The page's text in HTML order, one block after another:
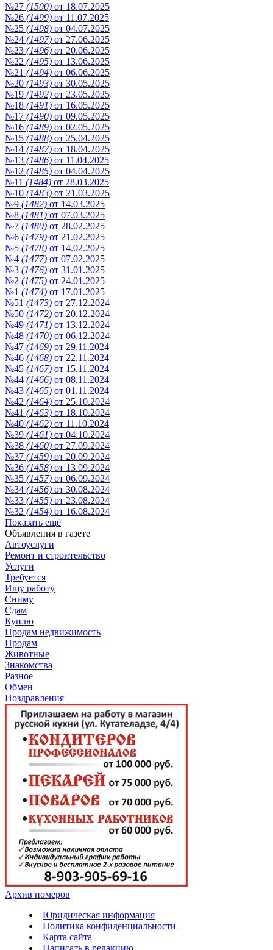
№27 (1500) от 18.07.2025
№26 (1499) от 11.07.2025
№25 (1498) от 04.07.2025
№24 (1497) от 27.06.2025
№23 (1496) от 20.06.2025
№22 (1495) от 13.06.2025
№21 (1494) от 06.06.2025
№20 (1493) от 30.05.2025
№19 (1492) от 23.05.2025
№18 (1491) от 16.05.2025
№17 (1490) от 09.05.2025
№16 (1489) от 02.05.2025
№15 (1488) от 25.04.2025
№14 (1487) от 18.04.2025
№13 (1486) от 11.04.2025
№12 (1485) от 04.04.2025
№11 (1484) от 28.03.2025
№10 (1483) от 21.03.2025
№9 (1482) от 14.03.2025
№8 (1481) от 07.03.2025
№7 (1480) от 28.02.2025
№6 (1479) от 21.02.2025
№5 (1478) от 14.02.2025
№4 (1477) от 07.02.2025
№3 (1476) от 31.01.2025
№2 (1475) от 24.01.2025
№1 (1474) от 17.01.2025
№51 (1473) от 27.12.2024
№50 (1472) от 20.12.2024
№49 (1471) от 13.12.2024
№48 (1470) от 06.12.2024
№47 (1469) от 29.11.2024
№46 (1468) от 22.11.2024
№45 (1467) от 15.11.2024
№44 (1466) от 08.11.2024
№43 (1465) от 01.11.2024
№42 (1464) от 25.10.2024
№41 (1463) от 18.10.2024
№40 (1462) от 11.10.2024
№39 (1461) от 04.10.2024
№38 (1460) от 27.09.2024
№37 (1459) от 20.09.2024
№36 (1458) от 13.09.2024
№35 (1457) от 06.09.2024
№34 (1456) от 30.08.2024
№33 (1455) от 23.08.2024
№32 (1454) от 16.08.2024
Показать ещё
Объявления в газете
Автоуслуги
Ремонт и строительство
Услуги
Требуется
Ищу работу
Сниму
Сдам
Куплю
Продам недвижимость
Продам
Животные
Знакомства
Разное
Обмен
Поздравления
Архив номеров
Юридическая информация
Политика конфиденциальности
Карта сайта
Написать в редакцию